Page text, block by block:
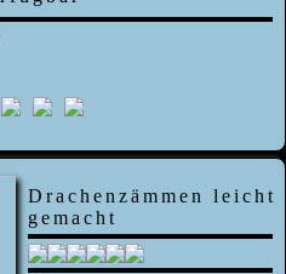
Drachenzämmen leicht
gemacht